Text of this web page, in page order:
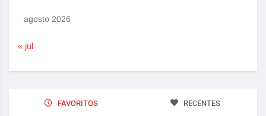
agosto 2026
« jul
FAVORITOS RECENTES